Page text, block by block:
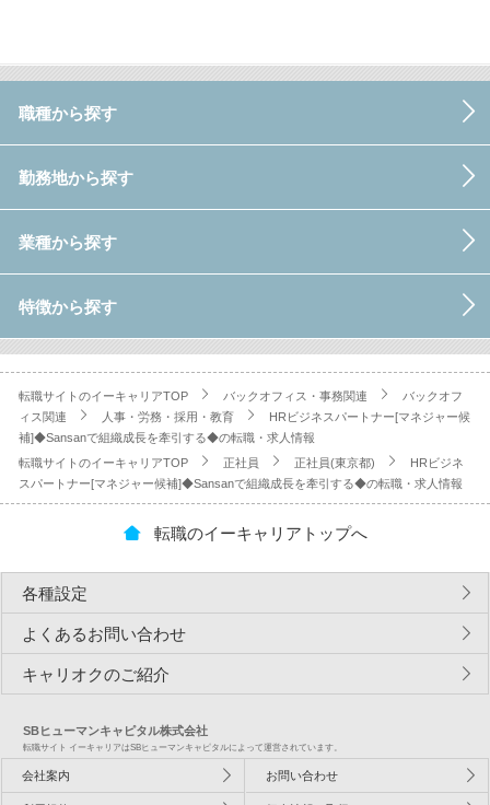
職種から探す
勤務地から探す
業種から探す
特徴から探す
転職サイトのイーキャリアTOP バックオフィス・事務関連
バックオフ
ィス関連
人事・労務・採用・教育
HRビジネスパートナー[マネジャー候
補]◆Sansanで組織成長を牽引する◆の転職・求人情報
転職サイトのイーキャリアTOP
正社員 正社員(東京都)
HRビジネ
スパートナー[マネジャー候補]◆Sansanで組織成長を牽引する◆の転職・求人情報
転職のイーキャリアトップへ
各種設定
よくあるお問い合わせ
キャリオクのご紹介
SBヒューマンキャピタル株式会社
転職サイト イーキャリアはSBヒューマンキャピタルによって運営されています。
会社案内 お問い合わせ